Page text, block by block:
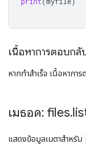
เนื้อหาการตอบกลั
หากทำสำเร็จ เนื้อหาก
เมธอด: files.
แสดงข้อมูลเมตาสำหรับ